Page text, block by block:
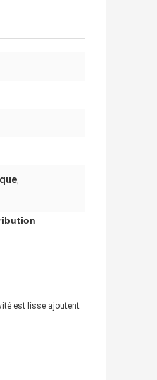
,
est lisse ajoutent